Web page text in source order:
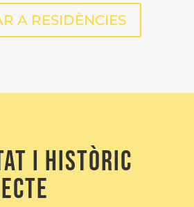
A RESIDÈNCIES
i històric